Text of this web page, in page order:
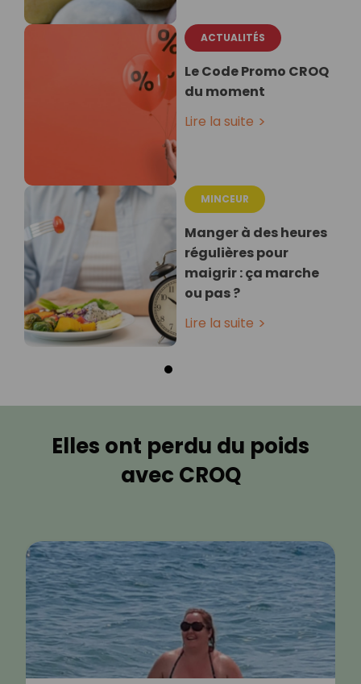
ACTUALITÉS
Le Code Promo CROQ
du moment
Lire la suite
MINCEUR
Manger à des heures
régulières pour
maigrir : ça marche
ou pas ?
Lire la suite
Elles ont perdu du poids
avec CROQ